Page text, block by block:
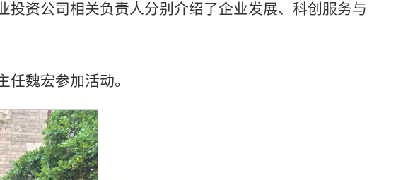
资公司相关负责人分别介绍了企业发展、科创服务与
魏宏参加活动。